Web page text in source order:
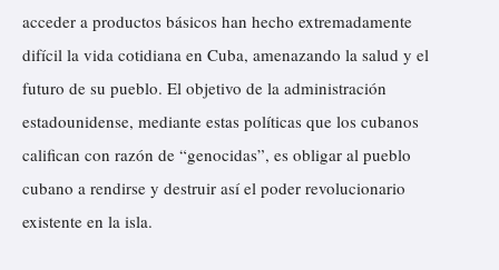
acceder a productos básicos han hecho extremadamente
difícil la vida cotidiana en Cuba, amenazando la salud y el
futuro de su pueblo. El objetivo de la administración
estadounidense, mediante estas políticas que los cubanos
califican con razón de “genocidas”, es obligar al pueblo
cubano a rendirse y destruir así el poder revolucionario
existente en la isla.